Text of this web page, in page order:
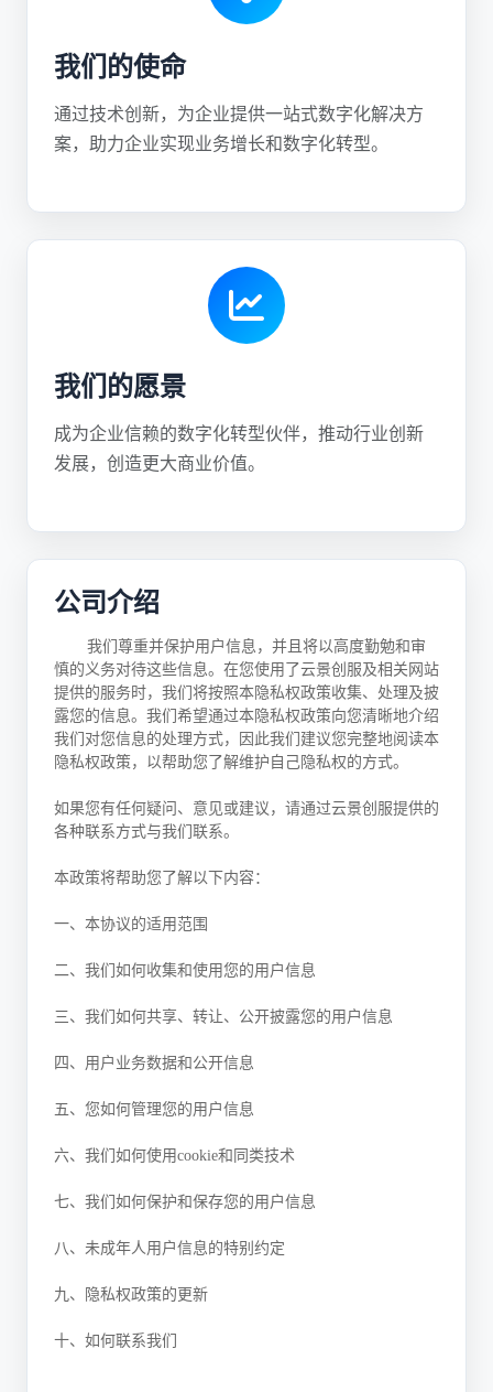
我们的使命
通过技术创新，为企业提供一站式数字化解决方
案，助力企业实现业务增长和数字化转型。
我们的愿景
成为企业信赖的数字化转型伙伴，推动行业创新
发展，创造更大商业价值。
公司介绍
我们尊重并保护用户信息，并且将以高度勤勉和审
慎的义务对待这些信息。在您使用了云景创服及相关网站
提供的服务时，我们将按照本隐私权政策收集、处理及披
露您的信息。我们希望通过本隐私权政策向您清晰地介绍
我们对您信息的处理方式，因此我们建议您完整地阅读本
隐私权政策，以帮助您了解维护自己隐私权的方式。
如果您有任何疑问、意见或建议，请通过云景创服提供的
各种联系方式与我们联系。
本政策将帮助您了解以下内容：
一、本协议的适用范围
二、我们如何收集和使用您的用户信息
三、我们如何共享、转让、公开披露您的用户信息
四、用户业务数据和公开信息
五、您如何管理您的用户信息
六、我们如何使用cookie和同类技术
七、我们如何保护和保存您的用户信息
八、未成年人用户信息的特别约定
九、隐私权政策的更新
十、如何联系我们